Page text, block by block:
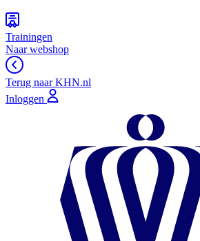
Trainingen
Naar webshop
Terug naar KHN.nl
Inloggen